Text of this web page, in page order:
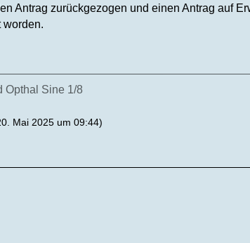
Antrag zurückgezogen und einen Antrag auf
worden.
Opthal Sine 1/8
Mai 2025 um 09:44)